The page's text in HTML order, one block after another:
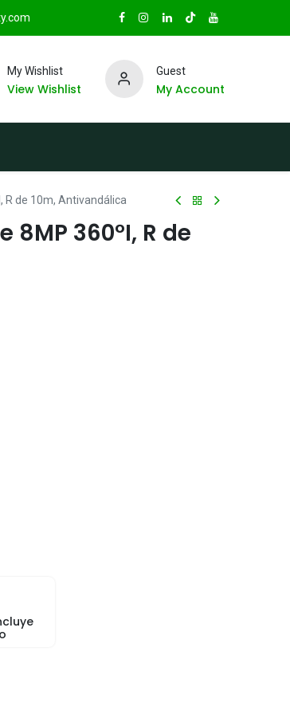
My Wishlist
View Wishlist
Guest
My Account
R de 10m, Antivandálica
8MP 360°I, R de